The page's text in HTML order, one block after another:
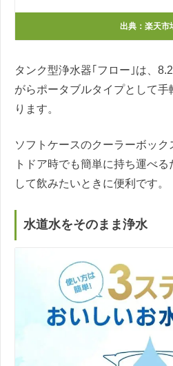
出典： 楽天市
タンク型浄水器｢フロー｣は、
がらポータブルタイプとして
ります。
ソフトケースのクーラーボッ
トドア時でも簡単に持ち運べ
して飲みたいときに便利です。
水道水をそのまま浄水